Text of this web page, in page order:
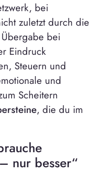
bei
zuletzt durch die
bei
Eindruck
Steuern und
und
Scheitern
, die du im
nur besser“